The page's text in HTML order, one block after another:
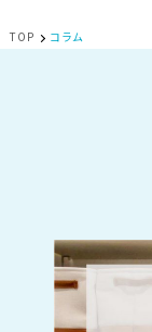
TOP コラム